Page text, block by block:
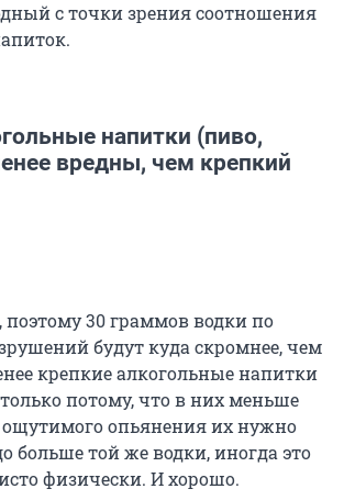
с точки зрения соотношения
напитки (пиво,
вредны, чем крепкий
поэтому 30 граммов водки по
будут куда скромнее, чем
крепкие алкогольные напитки
потому, что в них меньше
ощутимого опьянения их нужно
больше той же водки, иногда это
физически. И хорошо.